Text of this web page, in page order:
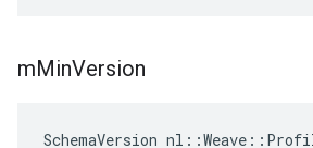
mMinVersion
SchemaVersion